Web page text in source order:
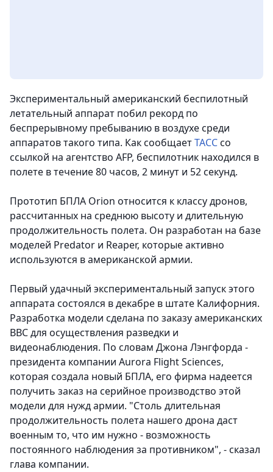
Экспериментальный американский беспилотный
летательный аппарат побил рекорд по
беспрерывному пребыванию в воздухе среди
аппаратов такого типа. Как сообщаетТАССсо
ссылкой на агентство AFP, беспилотник находился в
полете в течение 80 часов, 2 минут и 52 секунд.
Прототип БПЛА Orion относится к классу дронов,
рассчитанных на среднюю высоту и длительную
продолжительность полета. Он разработан на базе
моделей Predator и Reaper, которые активно
используются в американской армии.
Первый удачный экспериментальный запуск этого
аппарата состоялся в декабре в штате Калифорния.
Разработка модели сделана по заказу американских
ВВС для осуществления разведки и
видеонаблюдения. По словам Джона Лэнгфорда -
президента компании Aurora Flight Sciences,
которая создала новый БПЛА, его фирма надеется
получить заказ на серийное производство этой
модели для нужд армии. "Столь длительная
продолжительность полета нашего дрона даст
военным то, что им нужно - возможность
постоянного наблюдения за противником", - сказал
глава компании.